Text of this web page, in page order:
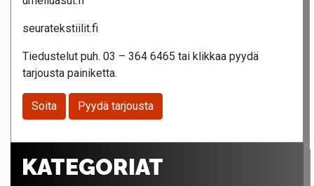
seuratekstiilit.fi
Tiedustelut puh. 03 – 364 6465 tai klikkaa pyydä
tarjousta painiketta.
Soita Pyydä tarjousta
KATEGORIAT